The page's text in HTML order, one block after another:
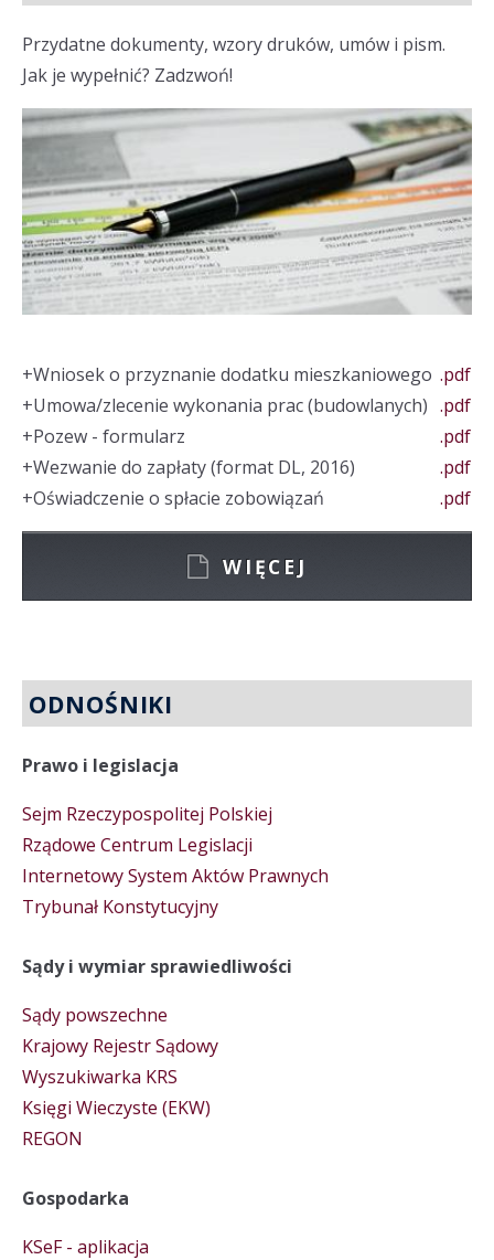
Przydatne dokumenty, wzory druków, umów i pism.
Jak je wypełnić? Zadzwoń!
+Wniosek o przyznanie dodatku mieszkaniowego .pdf
+Umowa/zlecenie wykonania prac (budowlanych) .pdf
+Pozew - formularz
.pdf
+Wezwanie do zapłaty (format DL, 2016)
.pdf
+Oświadczenie o spłacie zobowiązań .pdf
WIĘCEJ
ODNOŚNIKI
Prawo i legislacja
Sejm Rzeczypospolitej Polskiej
Rządowe Centrum Legislacji
Internetowy System Aktów Prawnych
Trybunał Konstytucyjny
Sądy i wymiar sprawiedliwości
Sądy powszechne
Krajowy Rejestr Sądowy
Wyszukiwarka KRS
Księgi Wieczyste (EKW)
REGON
Gospodarka
KSeF - aplikacja